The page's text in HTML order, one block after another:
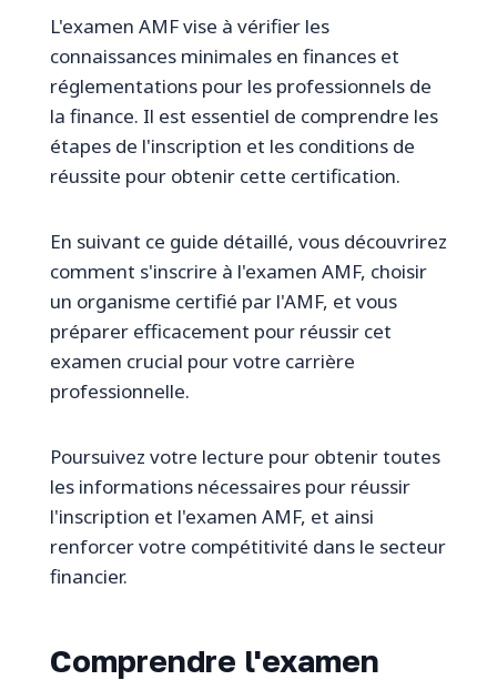
L'examen AMF vise à vérifier les
connaissances minimales en finances et
réglementations pour les professionnels de
la finance. Il est essentiel de comprendre les
étapes de l'inscription et les conditions de
réussite pour obtenir cette certification.
En suivant ce guide détaillé, vous découvrirez
comment s'inscrire à l'examen AMF, choisir
un organisme certifié par l'AMF, et vous
préparer efficacement pour réussir cet
examen crucial pour votre carrière
professionnelle.
Poursuivez votre lecture pour obtenir toutes
les informations nécessaires pour réussir
l'inscription et l'examen AMF, et ainsi
renforcer votre compétitivité dans le secteur
financier.
Comprendre l'examen